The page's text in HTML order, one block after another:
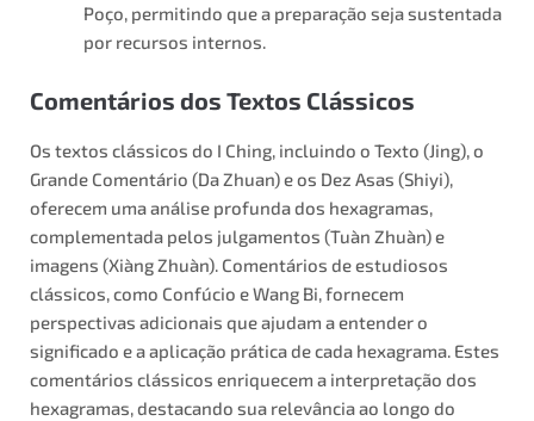
Poço, permitindo que a preparação seja sustentada
por recursos internos.
Comentários dos Textos Clássicos
Os textos clássicos do I Ching, incluindo o Texto (Jing), o
Grande Comentário (Da Zhuan) e os Dez Asas (Shiyi),
oferecem uma análise profunda dos hexagramas,
complementada pelos julgamentos (Tuàn Zhuàn) e
imagens (Xiàng Zhuàn). Comentários de estudiosos
clássicos, como Confúcio e Wang Bi, fornecem
perspectivas adicionais que ajudam a entender o
significado e a aplicação prática de cada hexagrama. Estes
comentários clássicos enriquecem a interpretação dos
hexagramas, destacando sua relevância ao longo do